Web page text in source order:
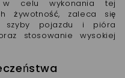
w celu wykonania tej
żywotność, zaleca się
szyby pojazdu i pióra
stosowanie wysokiej